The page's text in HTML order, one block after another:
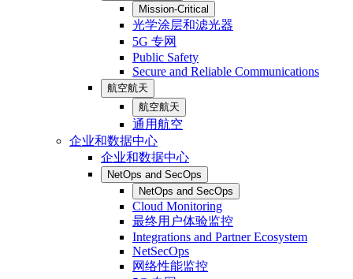
Mission-Critical
光学涂层和滤光器
5G 专网
Public Safety
Secure and Reliable Communications
航空航天
航空航天
通用航空
企业和数据中心
企业和数据中心
NetOps and SecOps
NetOps and SecOps
Cloud Monitoring
最终用户体验监控
Integrations and Partner Ecosystem
NetSecOps
网络性能监控